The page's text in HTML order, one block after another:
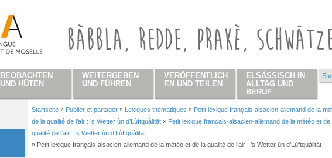
Sie sind hier
Startseite » Publier et partager » Lexiques thématiques » Petit lexique français-alsacien-allemand de la
de la qualité de l’air : ’s Wetter ùn d’Lùftquàlität » Petit lexique français-alsacien-allemand de la météo et de
qualité de l’air : ’s Wetter ùn d’Lùftquàlität
» Petit lexique français-alsacien-allemand de la météo et de la qualité de l’air : ’s Wetter ùn d’Lùftquàlität
BEOBACHTEN
UND HÜTEN
WEITERGEBEN
UND FÜHREN
VERÖFFENTLICH
EN UND TEILEN
ELSÄSSISCH IN
ALLTAG UND
BERUF